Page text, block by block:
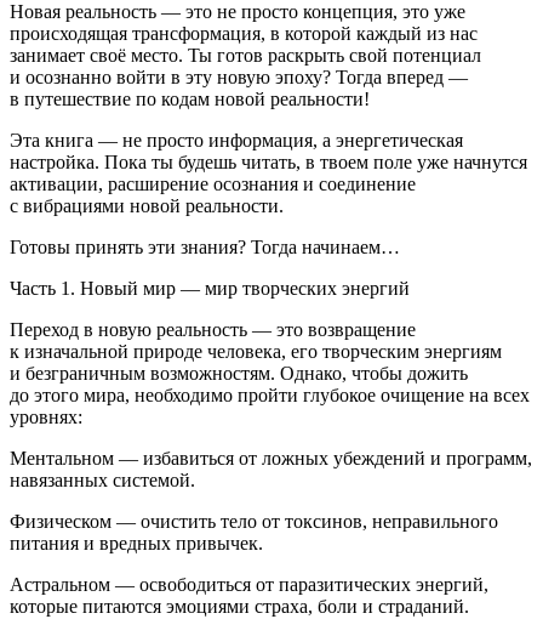
Новая реальность — это не просто концепция, это уже
происходящая трансформация, в которой каждый из нас
занимает своё место. Ты готов раскрыть свой потенциал
и осознанно войти в эту новую эпоху? Тогда вперед —
в путешествие по кодам новой реальности!
Эта книга — не просто информация, а энергетическая
настройка. Пока ты будешь читать, в твоем поле уже начнутся
активации, расширение осознания и соединение
с вибрациями новой реальности.
Готовы принять эти знания? Тогда начинаем…
Часть 1. Новый мир — мир творческих энергий
Переход в новую реальность — это возвращение
к изначальной природе человека, его творческим энергиям
и безграничным возможностям. Однако, чтобы дожить
до этого мира, необходимо пройти глубокое очищение на всех
уровнях:
Ментальном — избавиться от ложных убеждений и программ,
навязанных системой.
Физическом — очистить тело от токсинов, неправильного
питания и вредных привычек.
Астральном — освободиться от паразитических энергий,
которые питаются эмоциями страха, боли и страданий.